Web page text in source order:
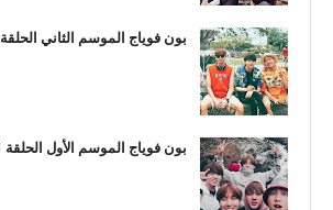
بون فوياج الموسم الثاني الحلقة 1 مترجمة للعربية
بون فوياج الموسم الأول الحلقة 1 مترجم للعربية